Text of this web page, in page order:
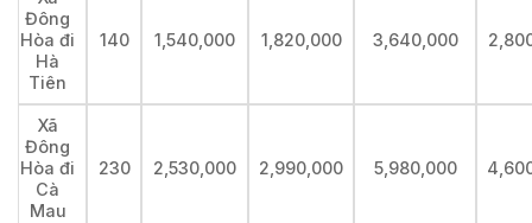
Đông
Hòa đi
Hà
Tiên
140 1,540,000 1,820,000 3,640,000
Xã
Đông
Hòa đi
Cà
Mau
230 2,530,000 2,990,000 5,980,000